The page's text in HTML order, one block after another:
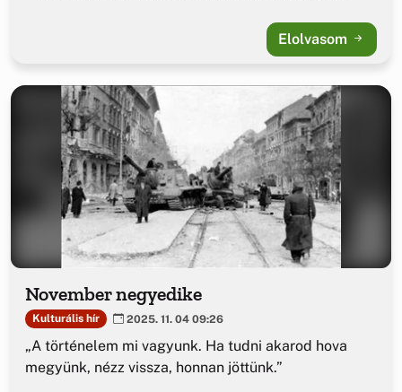
Elolvasom
November negyedike
Kulturális hír 2025. 11. 04 09:26
„A történelem mi vagyunk. Ha tudni akarod hova
megyünk, nézz vissza, honnan jöttünk.”